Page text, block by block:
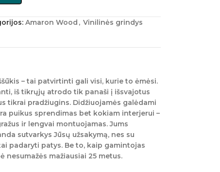
Amaron Wood , Vinilinės grindys
– tai patvirtinti gali visi, kurie to ėmėsi.
iš tikrųjų atrodo tik panaši į išsvajotus
tikrai pradžiugins. Didžiuojamės galėdami
puikus sprendimas bet kokiam interjerui –
ir lengvai montuojamas. Jums
sutvarkys Jūsų užsakymą, nes su
padaryti patys. Be to, kaip gamintojas
mažiausiai 25 metus.